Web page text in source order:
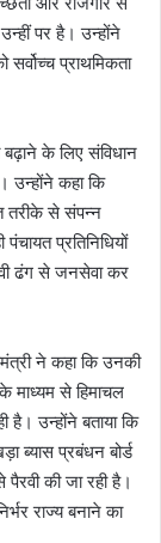
पर है। उन्होंने
सर्वोच्च प्राथमिकता
बढ़ाने के लिए संविधान
उन्होंने कहा कि
तरीके से संपन्न
पंचायत प्रतिनिधियों
ढंग से जनसेवा कर
ने कहा कि उनकी
माध्यम से हिमाचल
है। उन्होंने बताया कि
ब्यास प्रबंधन बोर्ड
की जा रही है।
राज्य बनाने का